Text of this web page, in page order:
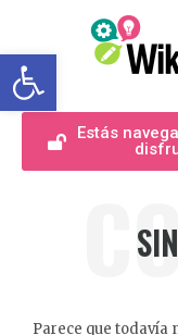
Abrir
Estás
Parece que todavía